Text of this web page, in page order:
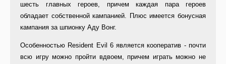
шесть главных героев, причем каждая пара героев
обладает собственной кампанией. Плюс имеется бонусная
кампания за шпионку Аду Вонг.
Особенностью Resident Evil 6 является кооператив - почти
всю игру можно пройти вдвоем, причем играть можно не